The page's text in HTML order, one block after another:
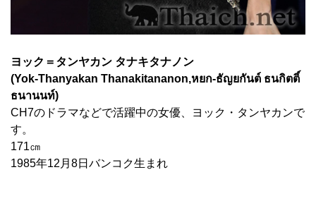
ヨック＝タンヤカン タナキタナノン
(Yok-Thanyakan Thanakitananon,หยก-ธัญยกันต์ ธนกิตติ์
ธนานนท์)
CH7のドラマなどで活躍中の女優、ヨック・タンヤカンで
す。
171㎝
1985年12月8日バンコク生まれ